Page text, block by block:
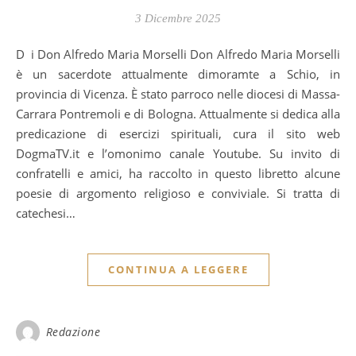
3 Dicembre 2025
Di Don Alfredo Maria Morselli Don Alfredo Maria Morselli
è un sacerdote attualmente dimoramte a Schio, in
provincia di Vicenza. È stato parroco nelle diocesi di Massa-
Carrara Pontremoli e di Bologna. Attualmente si dedica alla
predicazione di esercizi spirituali, cura il sito web
DogmaTV.it e l’omonimo canale Youtube. Su invito di
confratelli e amici, ha raccolto in questo libretto alcune
poesie di argomento religioso e conviviale. Si tratta di
catechesi…
CONTINUA A LEGGERE
Redazione